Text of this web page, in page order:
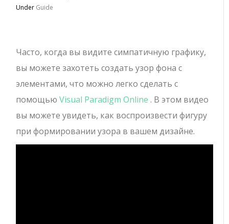
Under Guide
Часто, когда вы видите симпатичную графику,
вы можете захотеть создать узор фона с
элементами, что можно легко сделать с
помощьюVisual Paradigm Online . В этом видео
вы можете увидеть, как воспроизвести фигуру
при формировании узора в вашем дизайне.